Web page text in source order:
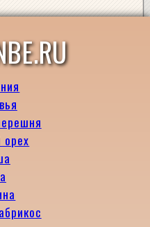
орех